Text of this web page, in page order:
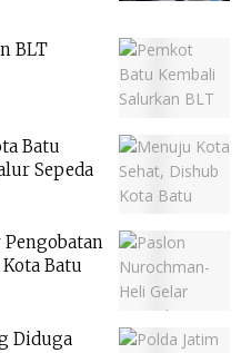
BLT
Batu
Sepeda
Batu
Diduga